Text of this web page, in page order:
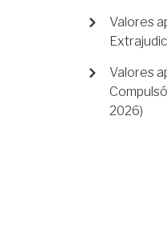
Valores
Valores
2026)